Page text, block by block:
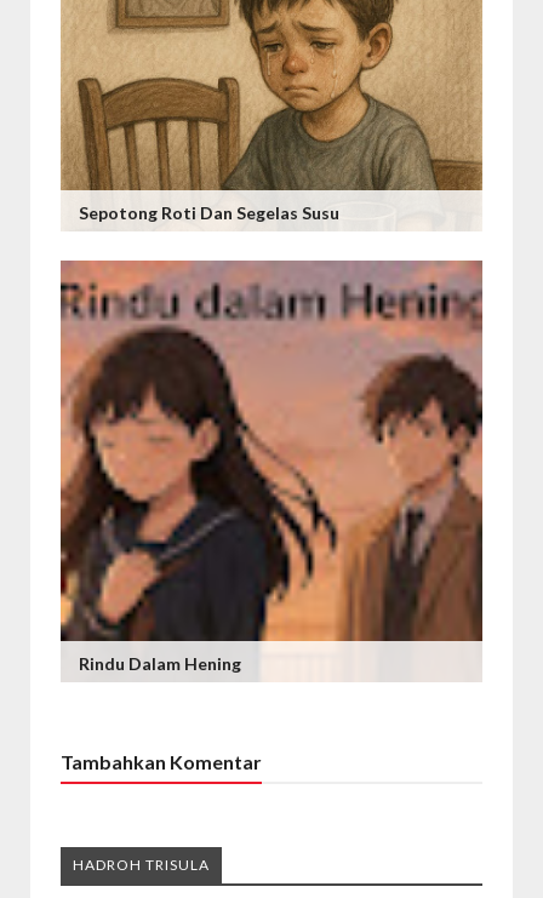
Sepotong Roti Dan Segelas Susu
Rindu Dalam Hening
Tambahkan Komentar
HADROH TRISULA